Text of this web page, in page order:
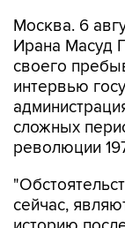
Москва. 6
Ирана Масуд
своего
интервью
сложных
революции
сейчас,